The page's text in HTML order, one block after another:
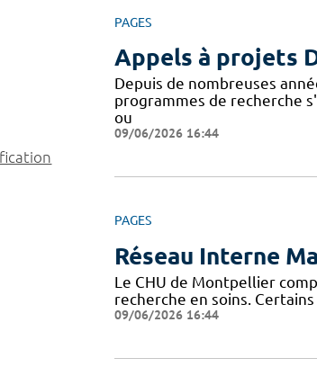
PAGES
Appels à projets
Depuis de nombreuses
programmes de recherche
ou
09/06/2026 16:44
PAGES
Réseau Interne
Le CHU de Montpellier
recherche en soins.
09/06/2026 16:44